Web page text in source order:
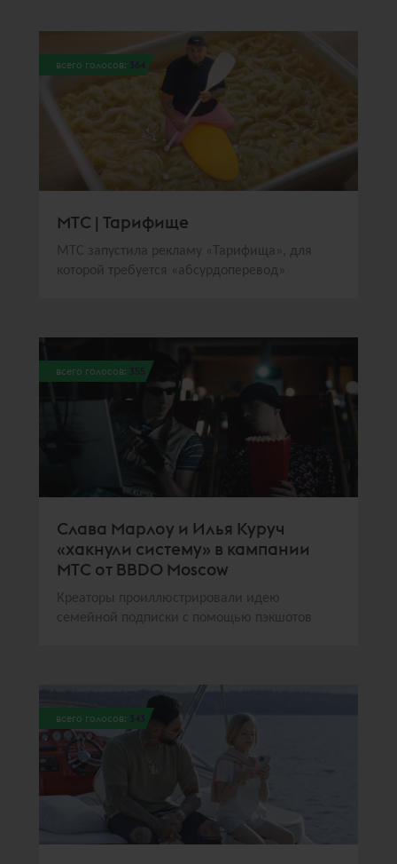
всего голосов: 364
МТС | Тарифище
МТС запустила рекламу «Тарифища», для
которой требуется «абсурдоперевод»
всего голосов: 355
Слава Марлоу и Илья Куруч
«хакнули систему» в кампании
МТС от BBDO Moscow
Креаторы проиллюстрировали идею
семейной подписки с помощью пэкшотов
всего голосов: 343